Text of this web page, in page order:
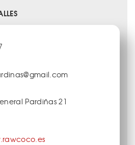
Pardiñas 21